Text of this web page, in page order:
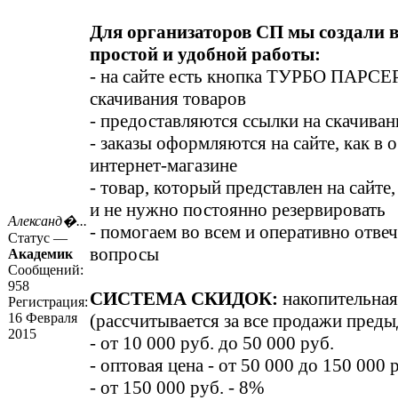
Александ�...
Статус —
Академик
Сообщений:
958
Регистрация:
16 Февраля
2015
Для организаторов СП мы создали
простой и удобной работы:
- на сайте есть кнопка ТУРБО
скачивания товаров
- предоставляются ссылки на
- заказы оформляются на сайте, как в
интернет-магазине
- товар, который представлен на
и не нужно постоянно резервировать
- помогаем во всем и оперативно
вопросы
СИСТЕМА СКИДОК: накопительная
(рассчитывается за все продажи
- от 10 000 руб. до 50 000 руб.
- оптовая цена - от 50 000 до 150 000
- от 150 000 руб. - 8%